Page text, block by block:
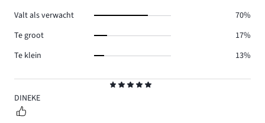
5
DINEKE
Valt als verwacht
70%
Te groot
17%
Te klein
13%